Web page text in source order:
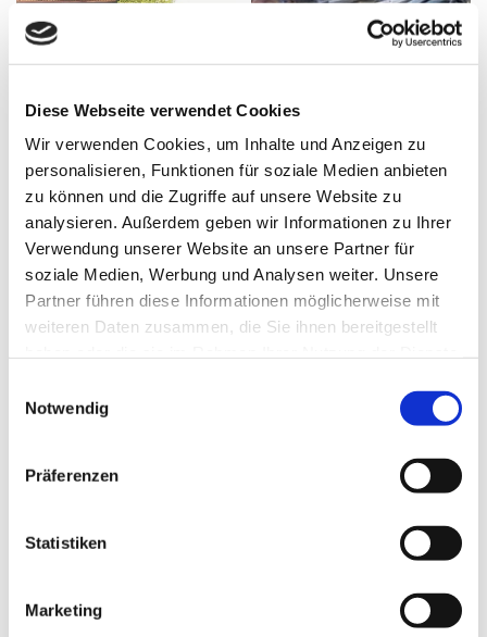
Diese Webseite verwendet Cookies
Wir verwenden Cookies, um Inhalte und Anzeigen zu
personalisieren, Funktionen für soziale Medien anbieten
zu können und die Zugriffe auf unsere Website zu
analysieren. Außerdem geben wir Informationen zu Ihrer
Verwendung unserer Website an unsere Partner für
soziale Medien, Werbung und Analysen weiter. Unsere
Partner führen diese Informationen möglicherweise mit
weiteren Daten zusammen, die Sie ihnen bereitgestellt
Notwendig
Präferenzen
Statistiken
Marketing
Unser Drebinger Team